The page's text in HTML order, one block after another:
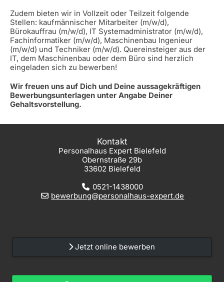
Zudem bieten wir in Vollzeit oder Teilzeit folgende
Stellen: kaufmännischer Mitarbeiter (m/w/d),
Bürokauffrau (m/w/d), IT Systemadministrator (m/w/d),
Fachinformatiker (m/w/d), Maschinenbau Ingenieur
(m/w/d) und Techniker (m/w/d). Quereinsteiger aus der
IT, dem Maschinenbau oder dem Büro sind herzlich
eingeladen sich zu bewerben!
Wir freuen uns auf Dich und Deine aussagekräftigen
Bewerbungsunterlagen unter Angabe Deiner
Gehaltsvorstellung.
Kontakt
Personalhaus Expert Bielefeld
Obernstraße 29b
33602 Bielefeld
0521-1438000
bewerbung@personalhaus-expert.de
Jetzt online bewerben